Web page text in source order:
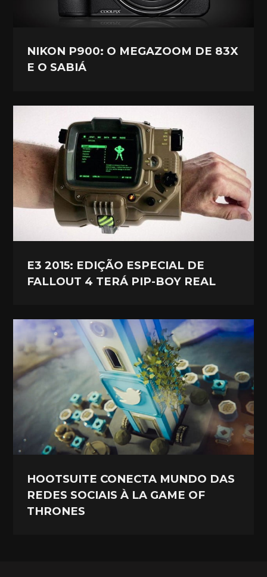
NIKON P900: O MEGAZOOM DE 83X
E O SABIÁ
E3 2015: EDIÇÃO ESPECIAL DE
FALLOUT 4 TERÁ PIP-BOY REAL
HOOTSUITE CONECTA MUNDO DAS
REDES SOCIAIS À LA GAME OF
THRONES